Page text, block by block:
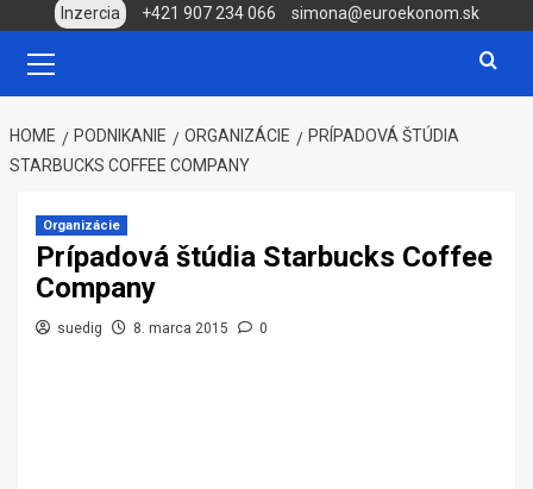
content
Inzercia +421 907 234 066
simona@euroekonom.sk
Menu
HOME PODNIKANIE ORGANIZÁCIE
PRÍPADOVÁ ŠTÚDIA
STARBUCKS COFFEE COMPANY
Organizácie
Prípadová štúdia Starbucks Coffee
Company
suedig 8. marca 2015 0